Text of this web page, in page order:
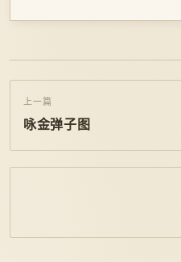
上一篇
咏金弹子图